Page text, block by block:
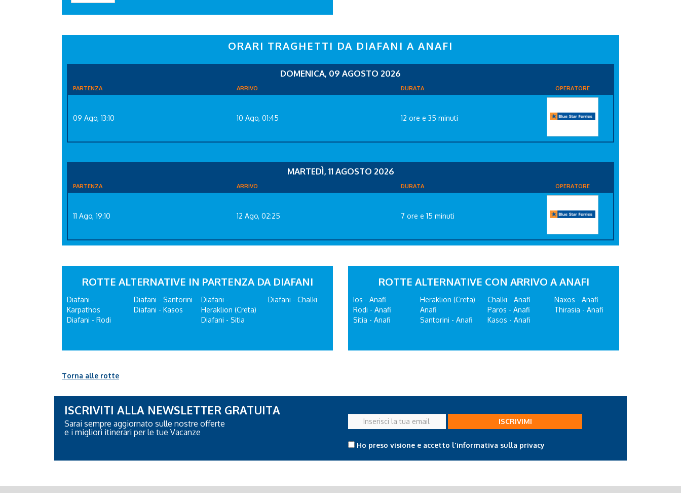
ORARI TRAGHETTI DA DIAFANI A ANAFI
DOMENICA, 09 AGOSTO 2026
PARTENZA ARRIVO DURATA OPERATORE
09 Ago, 13:10 10 Ago, 01:45 12 ore e 35 minuti
MARTEDÌ, 11 AGOSTO 2026
PARTENZA ARRIVO DURATA OPERATORE
11 Ago, 19:10 12 Ago, 02:25 7 ore e 15 minuti
ROTTE ALTERNATIVE IN PARTENZA DA DIAFANI
Diafani -
Karpathos
Diafani - Rodi
Diafani - Santorini
Diafani - Kasos
Diafani -
Heraklion (Creta)
Diafani - Sitia
Diafani - Chalki
ROTTE ALTERNATIVE CON ARRIVO A ANAFI
Ios - Anafi
Rodi - Anafi
Sitia - Anafi
Heraklion (Creta) -
Anafi
Santorini - Anafi
Chalki - Anafi
Paros - Anafi
Kasos - Anafi
Naxos - Anafi
Thirasia - Anafi
Torna alle rotte
ISCRIVITI ALLA NEWSLETTER GRATUITA
Sarai sempre aggiornato sulle nostre offerte
e i migliori itinerari per le tue Vacanze
Inserisci
la
email
ISCRIVIMI
Ho preso visione e accetto l'informativa sulla privacy